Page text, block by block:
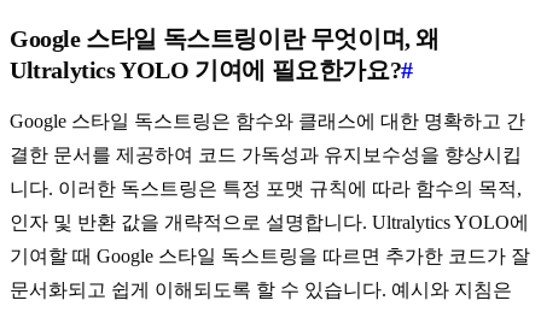
Google 스타일 독스트링이란 무엇이며, 왜
Ultralytics YOLO 기여에 필요한가요?#
Google 스타일 독스트링은 함수와 클래스에 대한 명확하고 간
결한 문서를 제공하여 코드 가독성과 유지보수성을 향상시킵
니다. 이러한 독스트링은 특정 포맷 규칙에 따라 함수의 목적,
인자 및 반환 값을 개략적으로 설명합니다. Ultralytics YOLO에
기여할 때 Google 스타일 독스트링을 따르면 추가한 코드가 잘
문서화되고 쉽게 이해되도록 할 수 있습니다. 예시와 지침은